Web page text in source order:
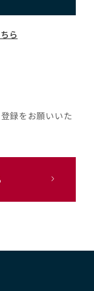
ら
録をお願いいた